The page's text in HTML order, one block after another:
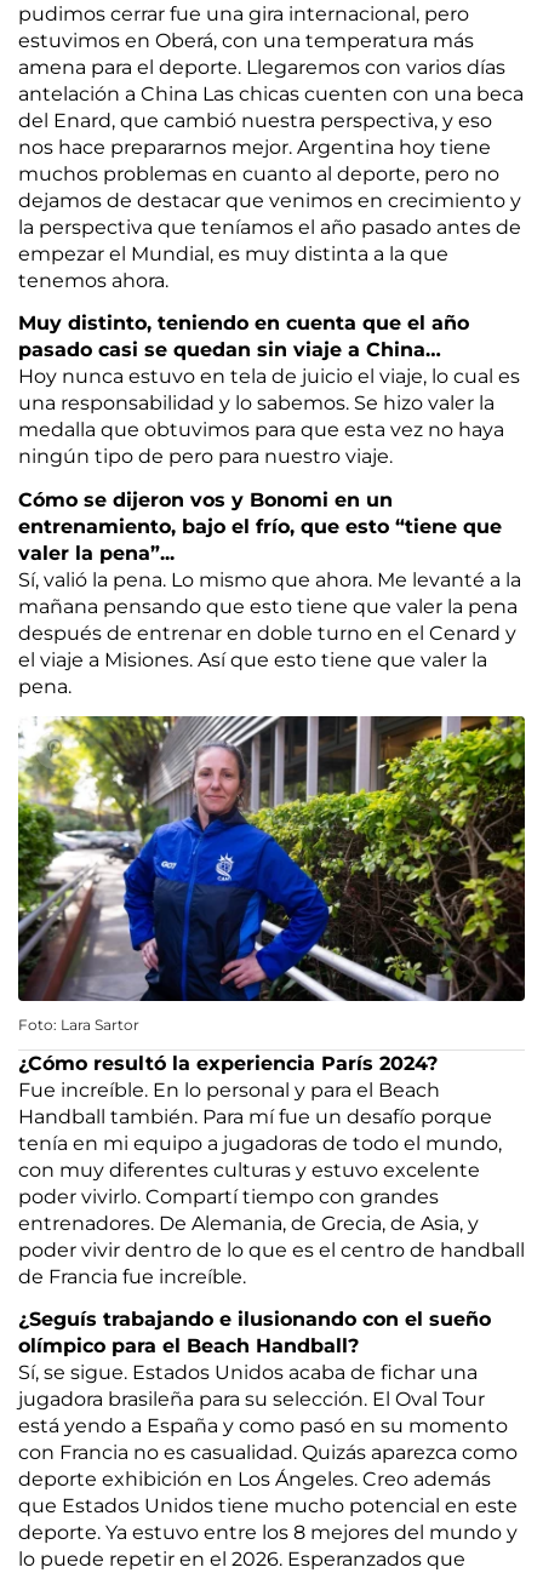
pudimos cerrar fue una gira internacional, pero
estuvimos en Oberá, con una temperatura más
amena para el deporte. Llegaremos con varios días
antelación a China Las chicas cuenten con una beca
del Enard, que cambió nuestra perspectiva, y eso
nos hace prepararnos mejor. Argentina hoy tiene
muchos problemas en cuanto al deporte, pero no
dejamos de destacar que venimos en crecimiento y
la perspectiva que teníamos el año pasado antes de
empezar el Mundial, es muy distinta a la que
tenemos ahora.
Muy distinto, teniendo en cuenta que el año
pasado casi se quedan sin viaje a China…
Hoy nunca estuvo en tela de juicio el viaje, lo cual es
una responsabilidad y lo sabemos. Se hizo valer la
medalla que obtuvimos para que esta vez no haya
ningún tipo de pero para nuestro viaje.
Cómo se dijeron vos y Bonomi en un
entrenamiento, bajo el frío, que esto “tiene que
valer la pena”...
Sí, valió la pena. Lo mismo que ahora. Me levanté a la
mañana pensando que esto tiene que valer la pena
después de entrenar en doble turno en el Cenard y
el viaje a Misiones. Así que esto tiene que valer la
pena.
Foto: Lara Sartor
¿Cómo resultó la experiencia París 2024?
Fue increíble. En lo personal y para el Beach
Handball también. Para mí fue un desafío porque
tenía en mi equipo a jugadoras de todo el mundo,
con muy diferentes culturas y estuvo excelente
poder vivirlo. Compartí tiempo con grandes
entrenadores. De Alemania, de Grecia, de Asia, y
poder vivir dentro de lo que es el centro de handball
de Francia fue increíble.
¿Seguís trabajando e ilusionando con el sueño
olímpico para el Beach Handball?
Sí, se sigue. Estados Unidos acaba de fichar una
jugadora brasileña para su selección. El Oval Tour
está yendo a España y como pasó en su momento
con Francia no es casualidad. Quizás aparezca como
deporte exhibición en Los Ángeles. Creo además
que Estados Unidos tiene mucho potencial en este
deporte. Ya estuvo entre los 8 mejores del mundo y
lo puede repetir en el 2026. Esperanzados que